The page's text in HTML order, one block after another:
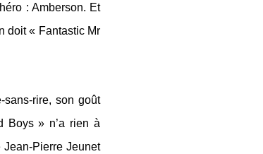
: Amberson. Et
doit « Fantastic Mr
sans-rire, son goût
Boys » n’a rien à
Pierre Jeunet